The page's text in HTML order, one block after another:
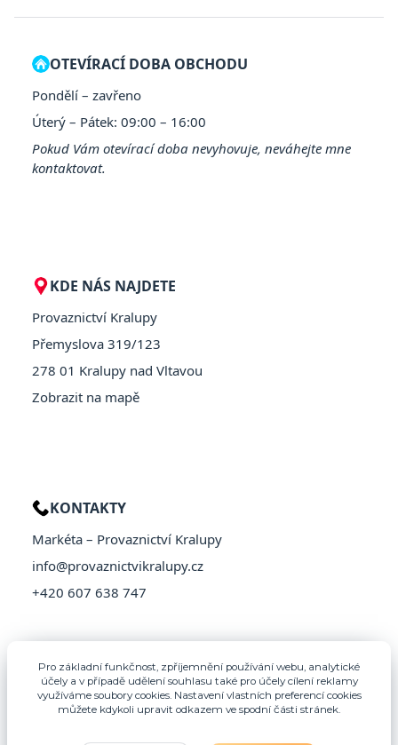
OTEVÍRACÍ DOBA OBCHODU
Pondělí – zavřeno
Úterý – Pátek: 09:00 – 16:00
Pokud Vám otevírací doba nevyhovuje, neváhejte mne
kontaktovat.
KDE NÁS NAJDETE
Provaznictví Kralupy
Přemyslova 319/123
278 01 Kralupy nad Vltavou
Zobrazit na mapě
KONTAKTY
Markéta – Provaznictví Kralupy
info@provaznictvikralupy.cz
+420 607 638 747
Pro základní funkčnost, zpříjemnění používání webu, analytické
účely a v případě udělení souhlasu také pro účely cílení reklamy
využíváme soubory cookies. Nastavení vlastních preferencí cookies
můžete kdykoli upravit odkazem ve spodní části stránek.